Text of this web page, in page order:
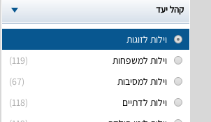
קהל יעד
וילות לזוגות
(119)
וילות למשפחות
(67)
וילות למסיבות
(118)
וילות לדתיים